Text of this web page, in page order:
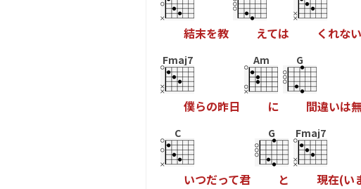
結末を教 えては く れない
Fmaj7
僕らの昨日
Am
に
G
間違いは
C
いつだって君
G
と
Fmaj7
現在(い